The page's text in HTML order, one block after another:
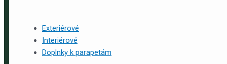
Exteriérové
Interiérové
Doplnky k parapetám